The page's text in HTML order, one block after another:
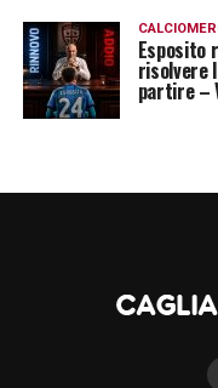
Esposito
risolvere
partire –